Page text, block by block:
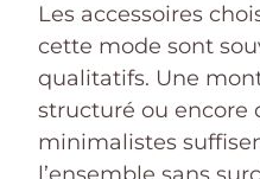
Les accessoires
cette mode sont
qualitatifs. Une
structuré ou encore
minimalistes